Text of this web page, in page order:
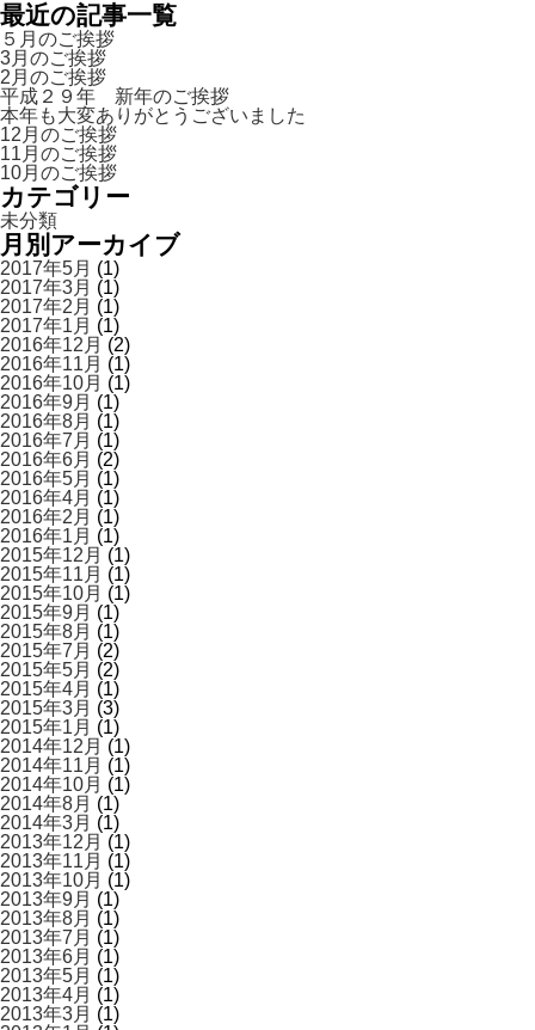
最近の記事一覧
５月のご挨拶
3月のご挨拶
2月のご挨拶
平成２９年 新年のご挨拶
本年も大変ありがとうございました
12月のご挨拶
11月のご挨拶
10月のご挨拶
カテゴリー
未分類
月別アーカイブ
2017年5月 (1)
2017年3月 (1)
2017年2月 (1)
2017年1月 (1)
2016年12月 (2)
2016年11月 (1)
2016年10月 (1)
2016年9月 (1)
2016年8月 (1)
2016年7月 (1)
2016年6月 (2)
2016年5月 (1)
2016年4月 (1)
2016年2月 (1)
2016年1月 (1)
2015年12月 (1)
2015年11月 (1)
2015年10月 (1)
2015年9月 (1)
2015年8月 (1)
2015年7月 (2)
2015年5月 (2)
2015年4月 (1)
2015年3月 (3)
2015年1月 (1)
2014年12月 (1)
2014年11月 (1)
2014年10月 (1)
2014年8月 (1)
2014年3月 (1)
2013年12月 (1)
2013年11月 (1)
2013年10月 (1)
2013年9月 (1)
2013年8月 (1)
2013年7月 (1)
2013年6月 (1)
2013年5月 (1)
2013年4月 (1)
2013年3月 (1)